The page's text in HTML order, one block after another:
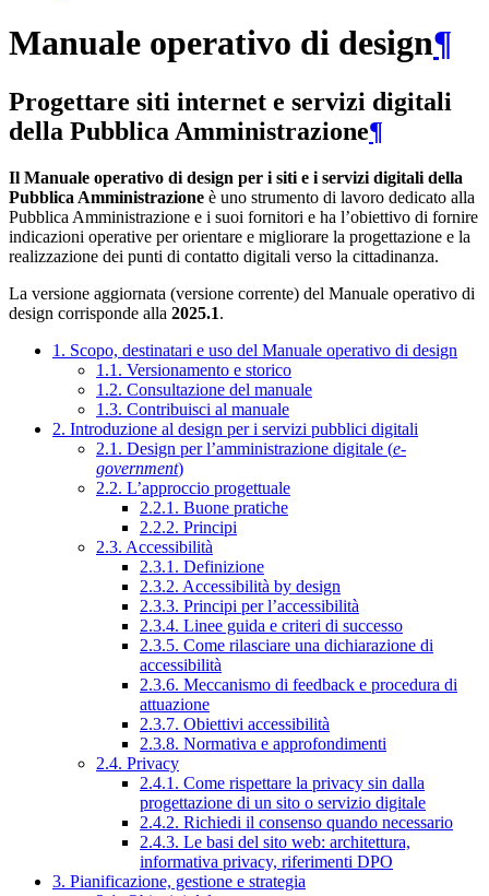
Manuale operativo di design¶
Progettare siti internet e servizi digitali
della Pubblica Amministrazione¶
Il Manuale operativo di design per i siti e i servizi digitali della
Pubblica Amministrazione è uno strumento di lavoro dedicato alla
Pubblica Amministrazione e i suoi fornitori e ha l’obiettivo di fornire
indicazioni operative per orientare e migliorare la progettazione e la
realizzazione dei punti di contatto digitali verso la cittadinanza.
La versione aggiornata (versione corrente) del Manuale operativo di
design corrisponde alla 2025.1.
1. Scopo, destinatari e uso del Manuale operativo di design
1.1. Versionamento e storico
1.2. Consultazione del manuale
1.3. Contribuisci al manuale
2. Introduzione al design per i servizi pubblici digitali
2.1. Design per l’amministrazione digitale (e-
government)
2.2. L’approccio progettuale
2.2.1. Buone pratiche
2.2.2. Principi
2.3. Accessibilità
2.3.1. Definizione
2.3.2. Accessibilità by design
2.3.3. Principi per l’accessibilità
2.3.4. Linee guida e criteri di successo
2.3.5. Come rilasciare una dichiarazione di
accessibilità
2.3.6. Meccanismo di feedback e procedura di
attuazione
2.3.7. Obiettivi accessibilità
2.3.8. Normativa e approfondimenti
2.4. Privacy
2.4.1. Come rispettare la privacy sin dalla
progettazione di un sito o servizio digitale
2.4.2. Richiedi il consenso quando necessario
2.4.3. Le basi del sito web: architettura,
informativa privacy, riferimenti DPO
3. Pianificazione, gestione e strategia